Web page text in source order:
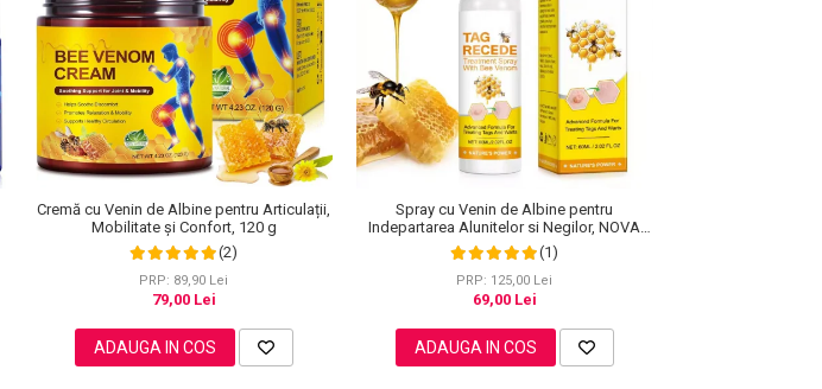
Cremă cu Venin de Albine pentru Articulații,
Mobilitate și Confort, 120 g
(2)
PRP: 89,90 Lei
79,00 Lei
ADAUGA IN COS
Spray cu Venin de Albine pentru
Indepartarea Alunitelor si Negilor, NOVA
KISS®, 60 ml(1)
PRP: 125,00 Lei
69,00 Lei
ADAUGA IN COS